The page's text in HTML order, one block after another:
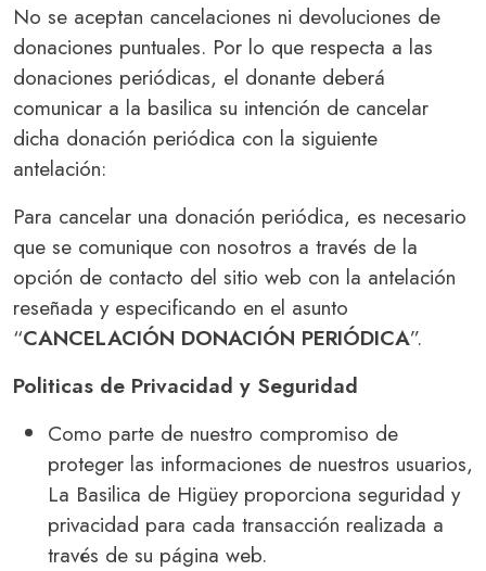
No se aceptan cancelaciones ni devoluciones de
donaciones puntuales. Por lo que respecta a las
donaciones periódicas, el donante deberá
comunicar a la basilica su intención de cancelar
dicha donación periódica con la siguiente
antelación:
Para cancelar una donación periódica, es necesario
que se comunique con nosotros a través de la
opción de contacto del sitio web con la antelación
reseñada y especificando en el asunto
“CANCELACIÓN DONACIÓN PERIÓDICA”.
Politicas de Privacidad y Seguridad
Como parte de nuestro compromiso de
proteger las informaciones de nuestros usuarios,
La Basilica de Higüey proporciona seguridad y
privacidad para cada transacción realizada a
través de su página web.